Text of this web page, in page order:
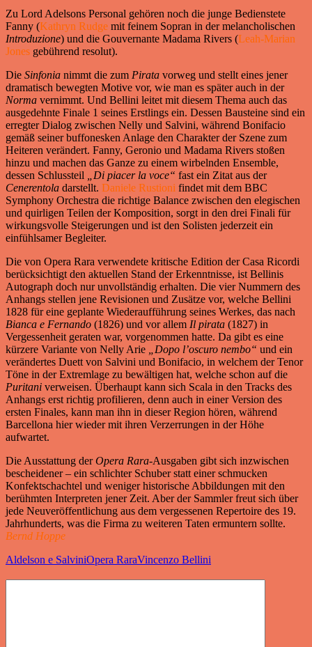
Zu Lord Adelsons Personal gehören noch die junge Bedienstete
Fanny (Kathryn Rudge mit feinem Sopran in der melancholischen
Introduzione) und die Gouvernante Madama Rivers (Leah-Marian
Jones gebührend resolut).
Die Sinfonia nimmt die zum Pirata vorweg und stellt eines jener
dramatisch bewegten Motive vor, wie man es später auch in der
Norma vernimmt. Und Bellini leitet mit diesem Thema auch das
ausgedehnte Finale 1 seines Erstlings ein. Dessen Bausteine sind ein
erregter Dialog zwischen Nelly und Salvini, während Bonifacio
gemäß seiner buffonesken Anlage den Charakter der Szene zum
Heiteren verändert. Fanny, Geronio und Madama Rivers stoßen
hinzu und machen das Ganze zu einem wirbelnden Ensemble,
dessen Schlussteil
„Di piacer la voce“ fast ein Zitat aus der
Cenerentola darstellt. Daniele Rustioni findet mit dem BBC
Symphony Orchestra die richtige Balance zwischen den elegischen
und quirligen Teilen der Komposition, sorgt in den drei Finali für
wirkungsvolle Steigerungen und ist den Solisten jederzeit ein
einfühlsamer Begleiter.
Die von Opera Rara verwendete kritische Edition der Casa Ricordi
berücksichtigt den aktuellen Stand der Erkenntnisse, ist Bellinis
Autograph doch nur unvollständig erhalten. Die vier Nummern des
Anhangs stellen jene Revisionen und Zusätze vor, welche Bellini
1828 für eine geplante Wiederaufführung seines Werkes, das nach
Bianca e Fernando (1826) und vor allem Il pirata (1827) in
Vergessenheit geraten war, vorgenommen hatte. Da gibt es eine
kürzere Variante von Nelly Arie
„Dopo l’oscuro nembo“ und ein
verändertes Duett von Salvini und Bonifacio, in welchem der Tenor
Töne in der Extremlage zu bewältigen hat, welche schon auf die
Puritani verweisen. Überhaupt kann sich Scala in den Tracks des
Anhangs erst richtig profilieren, denn auch in einer Version des
ersten Finales, kann man ihn in dieser Region hören, während
Barcellona hier wieder mit ihren Verzerrungen in der Höhe
aufwartet.
Die Ausstattung derOpera Rara-Ausgaben gibt sich inzwischen
bescheidener – ein schlichter Schuber statt einer schmucken
Konfektschachtel und weniger historische Abbildungen mit den
berühmten Interpreten jener Zeit. Aber der Sammler freut sich über
jede Neuveröffentlichung aus dem vergessenen Repertoire des 19.
Jahrhunderts, was die Firma zu weiteren Taten ermuntern sollte.
Bernd Hoppe
Aldelson e SalviniOpera RaraVincenzo Bellini